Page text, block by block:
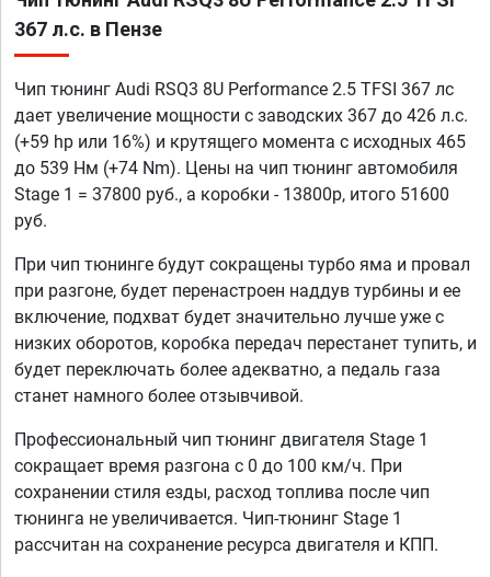
367 л.с. в Пензе
Чип тюнинг Audi RSQ3 8U Performance 2.5 TFSI 367 лс
дает увеличение мощности с заводских 367 до 426 л.с.
(+59 hp или 16%) и крутящего момента с исходных 465
до 539 Нм (+74 Nm). Цены на чип тюнинг автомобиля
Stage 1 = 37800 руб., а коробки - 13800р, итого 51600
руб.
При чип тюнинге будут сокращены турбо яма и провал
при разгоне, будет перенастроен наддув турбины и ее
включение, подхват будет значительно лучше уже с
низких оборотов, коробка передач перестанет тупить, и
будет переключать более адекватно, а педаль газа
станет намного более отзывчивой.
Профессиональный чип тюнинг двигателя Stage 1
сокращает время разгона с 0 до 100 км/ч. При
сохранении стиля езды, расход топлива после чип
тюнинга не увеличивается. Чип-тюнинг Stage 1
рассчитан на сохранение ресурса двигателя и КПП.